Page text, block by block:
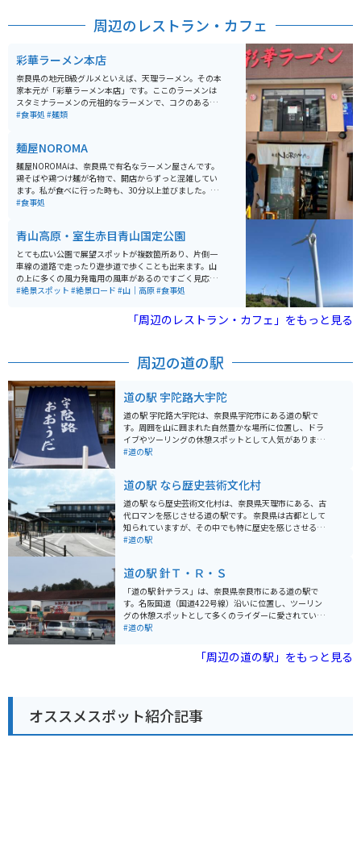
が儀式や政治を行った大極殿跡が残っています。現在の
が高い場所として知られています。日本古代史の一端を
周辺のレストラン・カフェ
彩華ラーメン本店
奈良県の地元B級グルメといえば、天理ラーメン。その本
家本元が「彩華ラーメン本店」です。ここのラーメンは
スタミナラーメンの元祖的なラーメンで、コクのある醤
油風味のスープに大量の白菜、ニラ、豚肉などが載って
おり、お好みに合わせて味を調整出来ます。
#食事処 #麺類
麺屋NOROMA
麺屋NOROMAは、奈良県で有名なラーメン屋さんです。
鶏そばや鶏つけ麺が名物で、開店からずっと混雑してい
ます。私が食べに行った時も、30分以上並びました。味
は、めちゃくちゃ美味しいです！！今まで食べてきた中
#食事処
青山高原・室生赤目青山国定公園
とても広い公園で展望スポットが複数箇所あり、片側一
車線の道路で走ったり遊歩道で歩くことも出来ます。山
の上に多くの風力発電用の風車があるのですごく見応え
があり、風車を見ながらツーリングを楽しめます。
#絶景スポット #絶景ロード #山｜高原#食事処
「周辺のレストラン・カフェ」をもっと見る
周辺の道の駅
道の駅 宇陀路大宇陀
道の駅 宇陀路大宇陀は、奈良県宇陀市にある道の駅で
す。周囲を山に囲まれた自然豊かな場所に位置し、ドラ
イブやツーリングの休憩スポットとして人気がありま
す。 特産品販売所では、地元宇陀でとれた新鮮な野菜や
った郷土料理や、名物の「大和うど」などを味わうこと
ができます。 バイクで訪れる場合、道の駅には広々とし
た駐車場が完備されているので安心です。周辺には、室
町時代から続く歴史的な街並みが残る「宇陀松山地区」
や、日本最古の神社の一つとされる「榛原石神社」、美
県の自然と歴史を感じながら、ツーリングを楽しんでみ
てはいかがでしょうか。
#道の駅
道の駅 なら歴史芸術文化村
道の駅 なら歴史芸術文化村は、奈良県天理市にある、古
代ロマンを感じさせる道の駅です。 奈良県は古都として
知られていますが、その中でも特に歴史を感じさせる展
示やイベントが盛りだくさんです。 古代の衣装を着て写
材をふんだんに使った料理を味わうことができます。 お
土産には、奈良県の名産品である奈良漬けや、柿の葉寿
司などがおすすめです。 バイクで訪れる際は、広々とし
た駐車場があるので安心です。 道の駅 なら歴史芸術文化
村は、歴史好きにはたまらないスポットです。 古代への
#道の駅
道の駅 針Ｔ・Ｒ・Ｓ
「道の駅 針テラス」は、奈良県奈良市にある道の駅で
す。名阪国道（国道422号線）沿いに位置し、ツーリン
グの休憩スポットとして多くのライダーに愛されていま
す。 施設内には、地元の特産品を販売するショップやレ
スイーツや、地元産の新鮮な野菜などを楽しむことがで
きます。また、バイク駐車場は広く、多くのライダーが
などへのアクセスも良好です。
#道の駅
「周辺の道の駅」をもっと見る
オススメスポット紹介記事